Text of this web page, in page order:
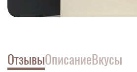
ОтзывыОписаниеВкусы